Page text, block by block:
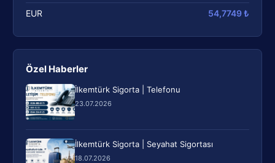
EUR 54,7749 ₺
Özel Haberler
İlkemtürk Sigorta | Telefonu
23.07.2026
İlkemtürk Sigorta | Seyahat Sigortası
18.07.2026